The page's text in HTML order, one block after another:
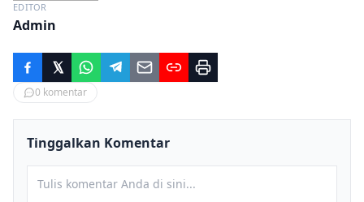
EDITOR
Admin
0 komentar
Tinggalkan Komentar